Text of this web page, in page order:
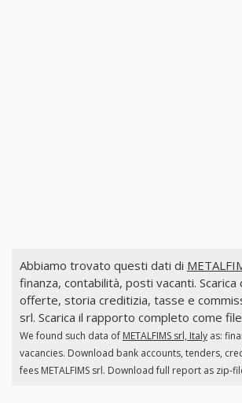
Abbiamo trovato questi dati di
finanza, contabilità, posti vacanti. Scarica
offerte, storia creditizia, tasse e
srl. Scarica il rapporto completo come
We found such data of METALFIMS srl, Italyas:
vacancies. Download bank accounts, tenders,
fees METALFIMS srl. Download full report as zip-